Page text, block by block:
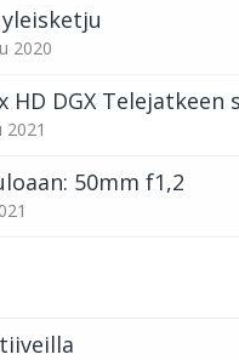
2020
HD DGX Telejatkeen
50mm f1,2